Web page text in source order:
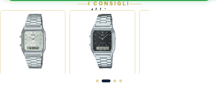
I CONSIGLI
Abbina con
Casio Vintage Casio Vintage